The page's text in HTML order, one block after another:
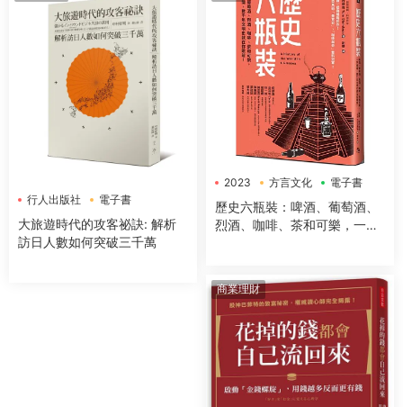
行人出版社 電子書
大旅遊時代的攻客祕訣: 解析
訪日人數如何突破三千萬
2023 方言文化 電子書
歷史六瓶裝：啤酒、葡萄酒、
烈酒、咖啡、茶和可樂，一字
商業理財